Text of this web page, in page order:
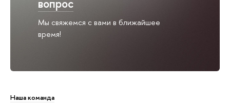
Мы свяжемся с вами в ближайшее
время!
Наша команда